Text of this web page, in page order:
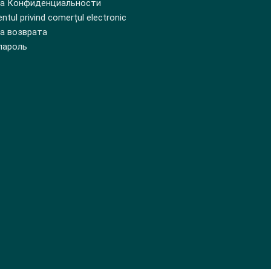
Конфиденциальности
privind comerțul electronic
возврата